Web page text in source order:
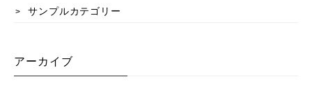
サンプルカテゴリー
アーカイブ